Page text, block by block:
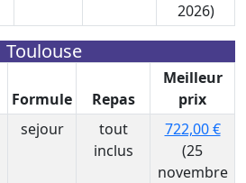
2026)
Toulouse
Formule Repas
Meilleur
prix
sejour
tout
inclus
722,00 €
(25
novembre